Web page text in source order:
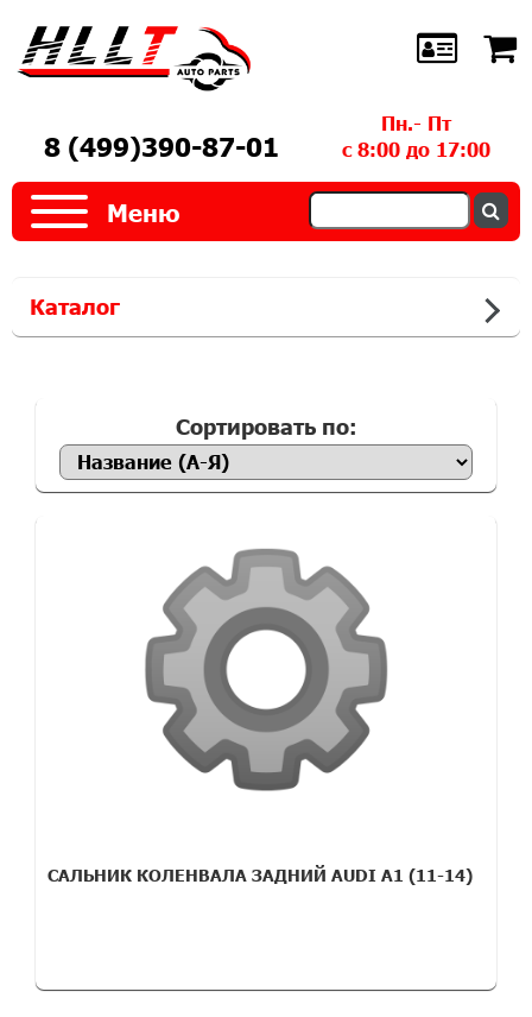
8 (499)390-87-01
Пн.- Пт
с 8:00 до 17:00
Меню
Каталог
Сортировать по:
САЛЬНИК КОЛЕНВАЛА ЗАДНИЙ AUDI A1 (11-14)